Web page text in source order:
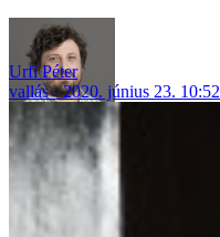
Urfi Péter
vallás
2020. június 23. 10:52